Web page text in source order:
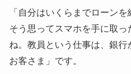
「自分はいくらまでローンを
そう思ってスマホを手に取っ
ね。教員という仕事は、銀
お客さま」です。